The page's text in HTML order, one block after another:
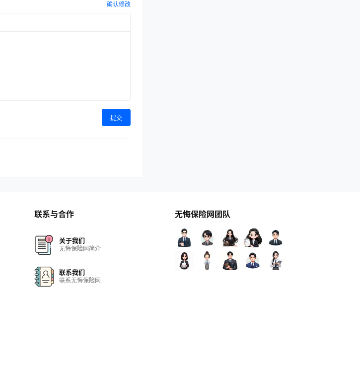
确认修改
提交
联系与合作
关于我们
无悔保险网简介
联系我们
联系无悔保险网
无悔保险网团队